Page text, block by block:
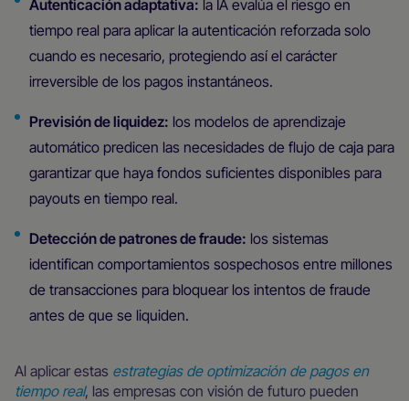
Autenticación adaptativa: la IA evalúa el riesgo en
tiempo real para aplicar la autenticación reforzada solo
cuando es necesario, protegiendo así el carácter
irreversible de los pagos instantáneos.
Previsión de liquidez: los modelos de aprendizaje
automático predicen las necesidades de flujo de caja para
garantizar que haya fondos suficientes disponibles para
payouts en tiempo real.
Detección de patrones de fraude: los sistemas
identifican comportamientos sospechosos entre millones
de transacciones para bloquear los intentos de fraude
antes de que se liquiden.
Al aplicar estas estrategias de optimización de pagos en
tiempo real, las empresas con visión de futuro pueden